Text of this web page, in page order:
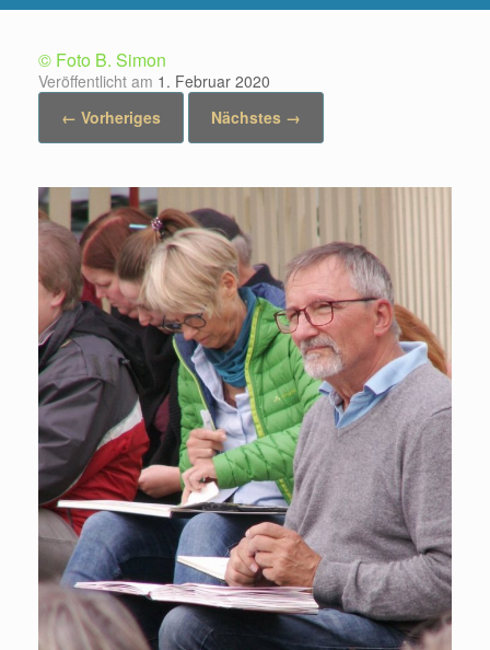
© Foto B. Simon
Veröffentlicht am 1. Februar 2020
← Vorheriges
Nächstes →